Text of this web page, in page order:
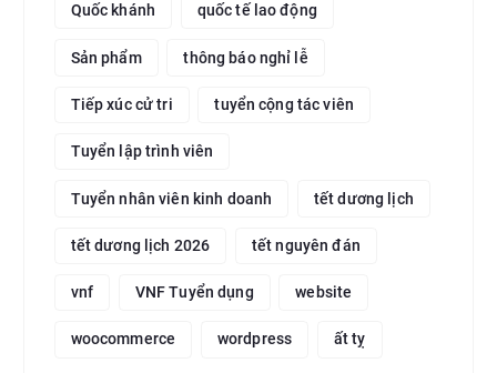
Quốc khánh quốc tế lao động
Sản phẩm thông báo nghỉ lễ
Tiếp xúc cử tri tuyển cộng tác viên
Tuyển lập trình viên
Tuyển nhân viên kinh doanh tết dương lịch
tết dương lịch 2026 tết nguyên đán
vnf VNF Tuyển dụng website
woocommerce wordpress ất tỵ